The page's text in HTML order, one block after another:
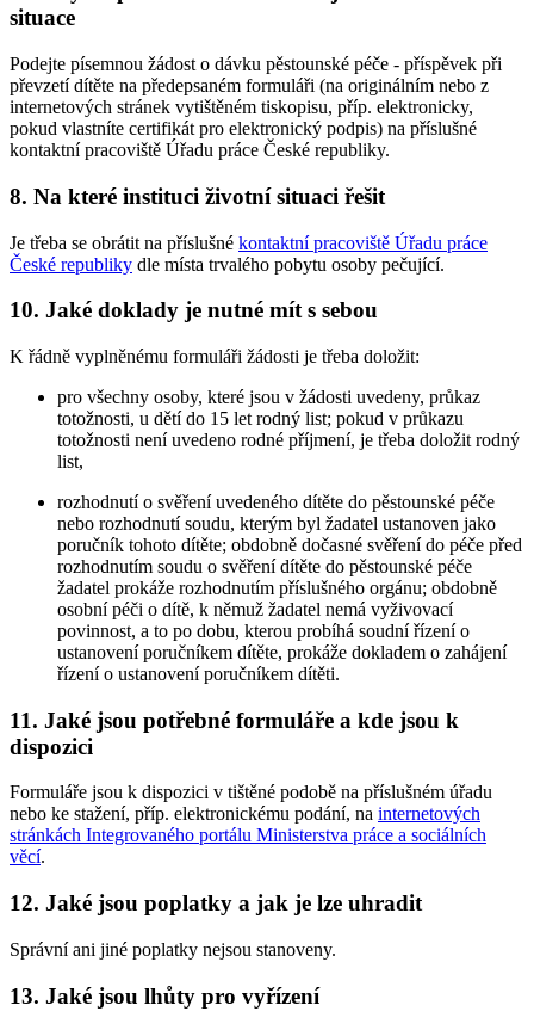
situace
Podejte písemnou žádost o dávku pěstounské péče - příspěvek při
převzetí dítěte na předepsaném formuláři (na originálním nebo z
internetových stránek vytištěném tiskopisu, příp. elektronicky,
pokud vlastníte certifikát pro elektronický podpis) na příslušné
kontaktní pracoviště Úřadu práce České republiky.
8. Na které instituci životní situaci řešit
Je třeba se obrátit na příslušné kontaktní pracoviště Úřadu práce
České republiky dle místa trvalého pobytu osoby pečující.
10. Jaké doklady je nutné mít s sebou
K řádně vyplněnému formuláři žádosti je třeba doložit:
pro všechny osoby, které jsou v žádosti uvedeny, průkaz
totožnosti, u dětí do 15 let rodný list; pokud v průkazu
totožnosti není uvedeno rodné příjmení, je třeba doložit rodný
list,
rozhodnutí o svěření uvedeného dítěte do pěstounské péče
nebo rozhodnutí soudu, kterým byl žadatel ustanoven jako
poručník tohoto dítěte; obdobně dočasné svěření do péče před
rozhodnutím soudu o svěření dítěte do pěstounské péče
žadatel prokáže rozhodnutím příslušného orgánu; obdobně
osobní péči o dítě, k němuž žadatel nemá vyživovací
povinnost, a to po dobu, kterou probíhá soudní řízení o
ustanovení poručníkem dítěte, prokáže dokladem o zahájení
řízení o ustanovení poručníkem dítěti.
11. Jaké jsou potřebné formuláře a kde jsou k
dispozici
Formuláře jsou k dispozici v tištěné podobě na příslušném úřadu
nebo ke stažení, příp. elektronickému podání, na internetových
stránkách Integrovaného portálu Ministerstva práce a sociálních
věcí.
12. Jaké jsou poplatky a jak je lze uhradit
Správní ani jiné poplatky nejsou stanoveny.
13. Jaké jsou lhůty pro vyřízení